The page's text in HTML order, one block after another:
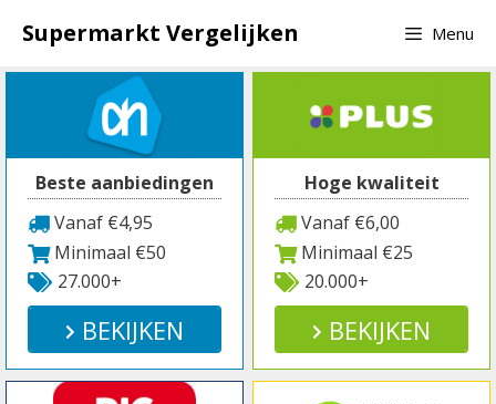
naar
inhoud
Supermarkt Vergelijken Menu
Beste aanbiedingen
Vanaf €4,95
Minimaal €50
27.000+
BEKIJKEN
Hoge kwaliteit
Vanaf €6,00
Minimaal €25
20.000+
BEKIJKEN